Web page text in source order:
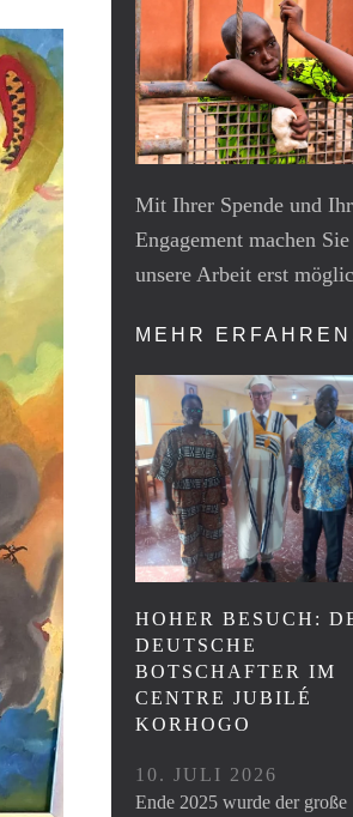
Mit Ihrer Spende und
Engagement machen Sie
unsere Arbeit erst
MEHR
HOHER BESUCH:
DEUTSCHE
BOTSCHAFTER IM
CENTRE JUBILÉ
KORHOGO
10. JULI 2026
Ende 2025 wurde der große